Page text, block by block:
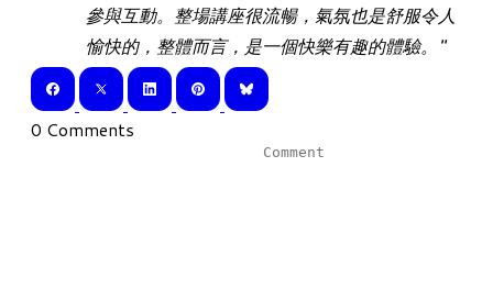
參與互動。整場講座很流暢，氣氛也是舒服令人
愉快的，整體而言，是一個快樂有趣的體驗。"
0 Comments